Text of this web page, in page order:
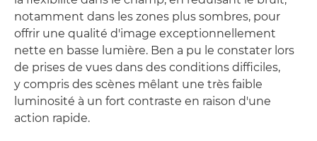
notamment dans les zones plus sombres, pour
offrir une qualité d'image exceptionnellement
nette en basse lumière. Ben a pu le constater lors
de prises de vues dans des conditions difficiles,
y compris des scènes mêlant une très faible
luminosité à un fort contraste en raison d'une
action rapide.